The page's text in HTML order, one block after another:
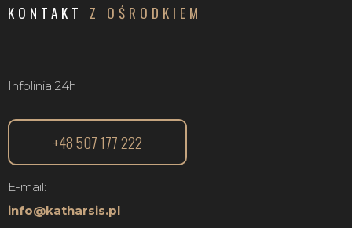
KONTAKT Z OŚRODKIEM
Infolinia 24h
+48 507 177 222
E-mail:
info@katharsis.pl